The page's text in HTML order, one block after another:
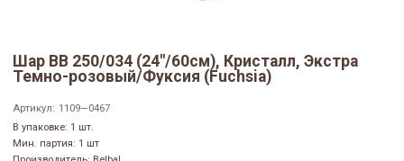
Шар ВВ 250/034 (24"/60см), Кристалл, Экстра
Темно-розовый/Фуксия (Fuchsia)
Артикул: 1109—0467
В упаковке: 1 шт.
Мин. партия: 1 шт